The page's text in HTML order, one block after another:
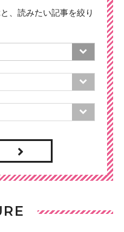
、読みたい記事を絞り